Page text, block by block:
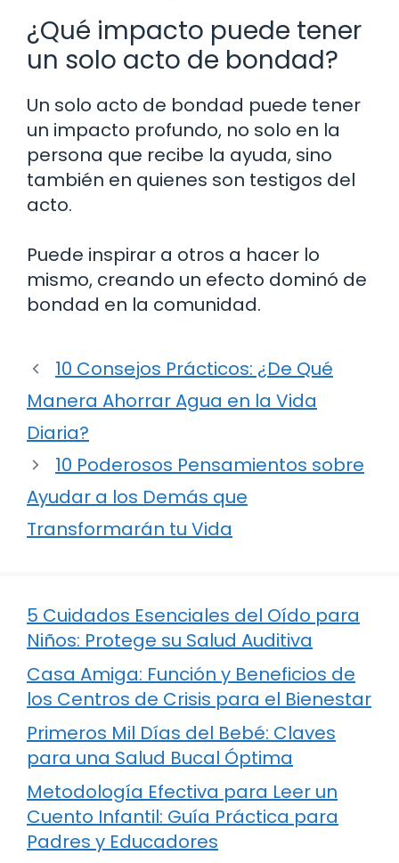
¿Qué impacto puede tener
un solo acto de bondad?
Un solo acto de bondad puede tener
un impacto profundo, no solo en la
persona que recibe la ayuda, sino
también en quienes son testigos del
acto.
Puede inspirar a otros a hacer lo
mismo, creando un efecto dominó de
bondad en la comunidad.
10 Consejos Prácticos: ¿De Qué
Manera Ahorrar Agua en la Vida
Diaria?
10 Poderosos Pensamientos sobre
Ayudar a los Demás que
Transformarán tu Vida
5 Cuidados Esenciales del Oído para
Niños: Protege su Salud Auditiva
Casa Amiga: Función y Beneficios de
los Centros de Crisis para el Bienestar
Primeros Mil Días del Bebé: Claves
para una Salud Bucal Óptima
Metodología Efectiva para Leer un
Cuento Infantil: Guía Práctica para
Padres y Educadores